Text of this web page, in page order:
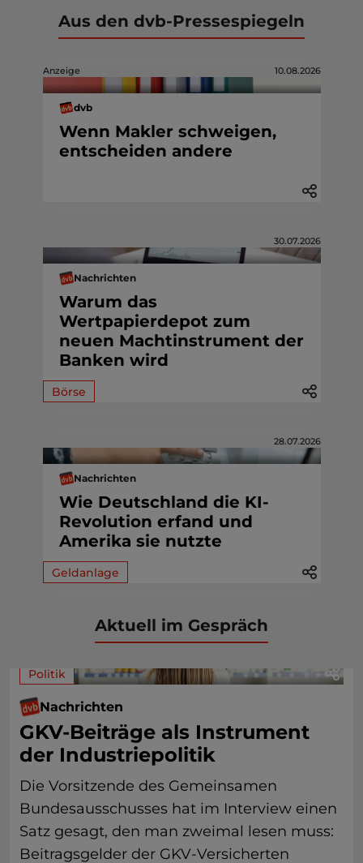
Aus den dvb-Pressespiegeln
Anzeige 10.08.2026
dvb
Wenn Makler schweigen,
entscheiden andere
30.07.2026
Nachrichten
Warum das
Wertpapierdepot zum
neuen Machtinstrument der
Banken wird
Börse
28.07.2026
Nachrichten
Wie Deutschland die KI-
Revolution erfand und
Amerika sie nutzte
Geldanlage
Aktuell im Gespräch
Politik
Nachrichten
GKV-Beiträge als Instrument
der Industriepolitik
Die Vorsitzende des Gemeinsamen
Bundesausschusses hat im Interview einen
Satz gesagt, den man zweimal lesen muss:
Beitragsgelder der GKV-Versicherten